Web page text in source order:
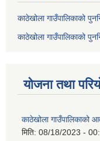
काठेखोला गाउँपालिकाको
काठेखोला गाउँपालिकाको
योजना तथा
काठेखोला गाउँपालिकाको
मिति: 08/18/2023 -